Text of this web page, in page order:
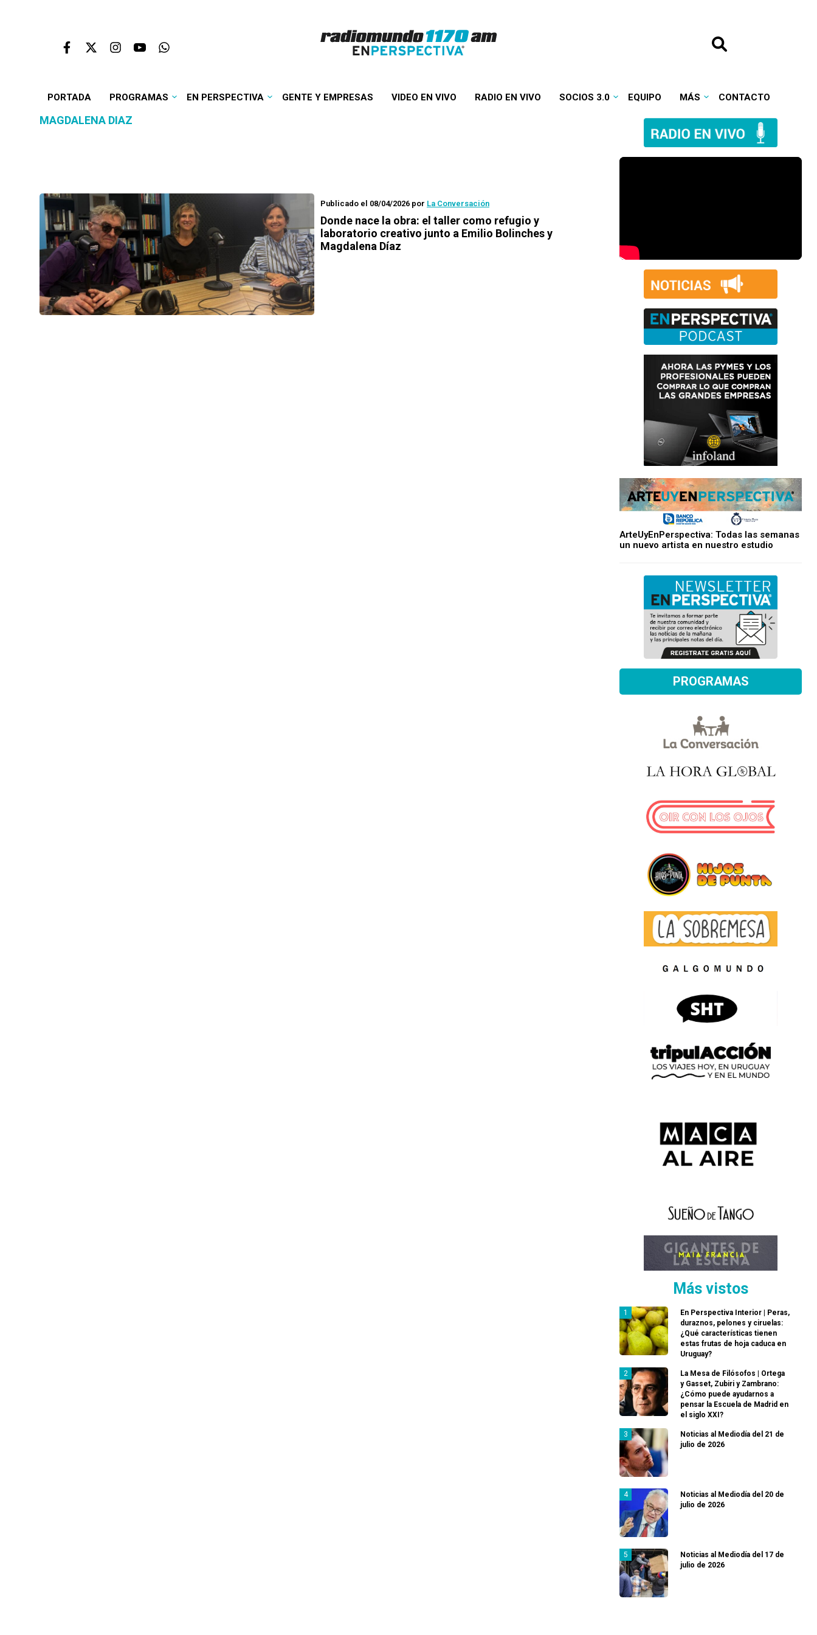
PORTADA PROGRAMAS EN PERSPECTIVA GENTE Y EMPRESAS VIDEO EN VIVO RADIO EN VIVO SOCIOS 3.0 EQUIPO MÁS CONTACTO
MAGDALENA DIAZ
Publicado el 08/04/2026 por La Conversación
Donde nace la obra: el taller como refugio y
laboratorio creativo junto a Emilio Bolinches y
Magdalena Díaz
ArteUyEnPerspectiva: Todas las semanas
un nuevo artista en nuestro estudio
PROGRAMAS
Más vistos
En Perspectiva Interior | Peras,
duraznos, pelones y ciruelas:
¿Qué características tienen
estas frutas de hoja caduca en
Uruguay?
La Mesa de Filósofos | Ortega
y Gasset, Zubiri y Zambrano:
¿Cómo puede ayudarnos a
pensar la Escuela de Madrid en
el siglo XXI?
Noticias al Mediodía del 21 de
julio de 2026
Noticias al Mediodía del 20 de
julio de 2026
Noticias al Mediodía del 17 de
julio de 2026